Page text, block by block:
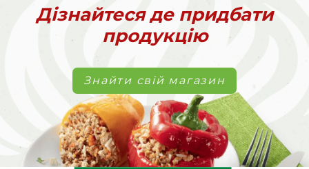
Дізнайтеся де придбати
продукцію
Знайти свій магазин